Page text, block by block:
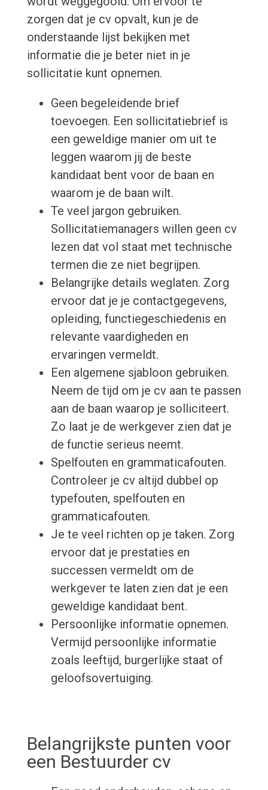
zorgen dat je cv opvalt, kun je de
onderstaande lijst bekijken met
informatie die je beter niet in je
sollicitatie kunt opnemen.
Geen begeleidende brief
toevoegen. Een sollicitatiebrief is
een geweldige manier om uit te
leggen waarom jij de beste
kandidaat bent voor de baan en
waarom je de baan wilt.
Te veel jargon gebruiken.
Sollicitatiemanagers willen geen cv
lezen dat vol staat met technische
termen die ze niet begrijpen.
Belangrijke details weglaten. Zorg
ervoor dat je je contactgegevens,
opleiding, functiegeschiedenis en
relevante vaardigheden en
ervaringen vermeldt.
Een algemene sjabloon gebruiken.
Neem de tijd om je cv aan te passen
aan de baan waarop je solliciteert.
Zo laat je de werkgever zien dat je
de functie serieus neemt.
Spelfouten en grammaticafouten.
Controleer je cv altijd dubbel op
typefouten, spelfouten en
grammaticafouten.
Je te veel richten op je taken. Zorg
ervoor dat je prestaties en
successen vermeldt om de
werkgever te laten zien dat je een
geweldige kandidaat bent.
Persoonlijke informatie opnemen.
Vermijd persoonlijke informatie
zoals leeftijd, burgerlijke staat of
geloofsovertuiging.
Belangrijkste punten voor
een Bestuurder cv